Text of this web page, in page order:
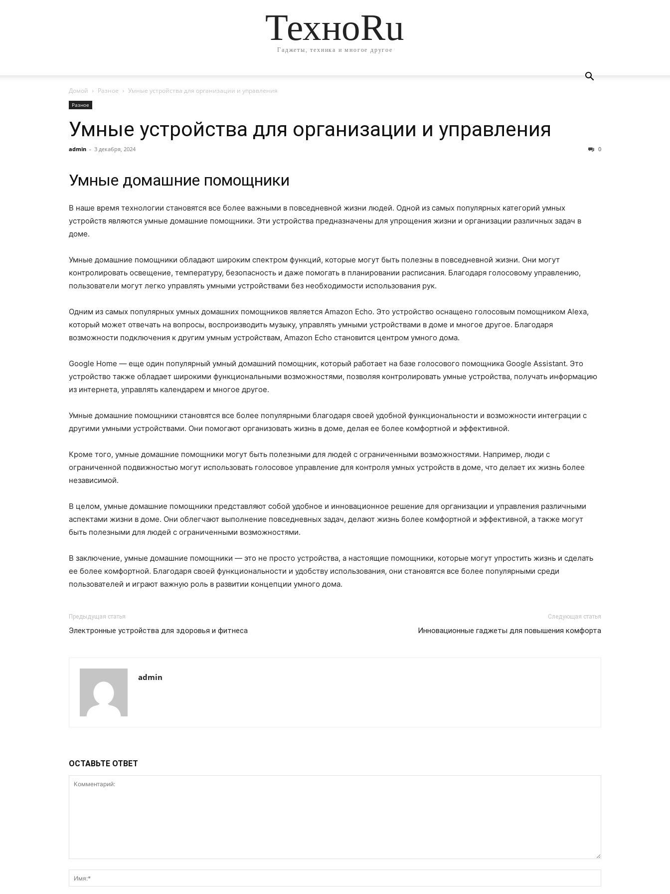
ТехноRu
Гаджеты, техника и многое другое
Домой Разное Умные устройства для организации и управления
Разное
Умные устройства для организации и управления
admin - 3 декабря, 2024 0
Умные домашние помощники
В наше время технологии становятся все более важными в повседневной жизни людей. Одной из самых популярных категорий умных
устройств являются умные домашние помощники. Эти устройства предназначены для упрощения жизни и организации различных задач в
доме.
Умные домашние помощники обладают широким спектром функций, которые могут быть полезны в повседневной жизни. Они могут
контролировать освещение, температуру, безопасность и даже помогать в планировании расписания. Благодаря голосовому управлению,
пользователи могут легко управлять умными устройствами без необходимости использования рук.
Одним из самых популярных умных домашних помощников является Amazon Echo. Это устройство оснащено голосовым помощником Alexa,
который может отвечать на вопросы, воспроизводить музыку, управлять умными устройствами в доме и многое другое. Благодаря
возможности подключения к другим умным устройствам, Amazon Echo становится центром умного дома.
Google Home — еще один популярный умный домашний помощник, который работает на базе голосового помощника Google Assistant. Это
устройство также обладает широкими функциональными возможностями, позволяя контролировать умные устройства, получать информацию
из интернета, управлять календарем и многое другое.
Умные домашние помощники становятся все более популярными благодаря своей удобной функциональности и возможности интеграции с
другими умными устройствами. Они помогают организовать жизнь в доме, делая ее более комфортной и эффективной.
Кроме того, умные домашние помощники могут быть полезными для людей с ограниченными возможностями. Например, люди с
ограниченной подвижностью могут использовать голосовое управление для контроля умных устройств в доме, что делает их жизнь более
независимой.
В целом, умные домашние помощники представляют собой удобное и инновационное решение для организации и управления различными
аспектами жизни в доме. Они облегчают выполнение повседневных задач, делают жизнь более комфортной и эффективной, а также могут
быть полезными для людей с ограниченными возможностями.
В заключение, умные домашние помощники — это не просто устройства, а настоящие помощники, которые могут упростить жизнь и сделать
ее более комфортной. Благодаря своей функциональности и удобству использования, они становятся все более популярными среди
пользователей и играют важную роль в развитии концепции умного дома.
Предыдущая статья
Электронные устройства для здоровья и фитнеса
Следующая статья
Инновационные гаджеты для повышения комфорта
admin
ОСТАВЬТЕ ОТВЕТ